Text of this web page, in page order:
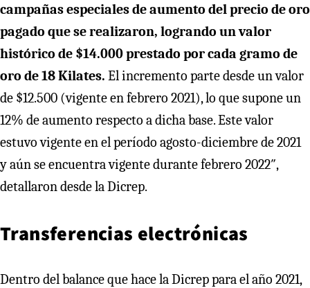
campañas especiales de aumento del precio de oro
pagado que se realizaron, logrando un valor
histórico de $14.000 prestado por cada gramo de
oro de 18 Kilates. El incremento parte desde un valor
de $12.500 (vigente en febrero 2021), lo que supone un
12% de aumento respecto a dicha base. Este valor
estuvo vigente en el período agosto-diciembre de 2021
y aún se encuentra vigente durante febrero 2022″,
detallaron desde la Dicrep.
Transferencias electrónicas
Dentro del balance que hace la Dicrep para el año 2021,